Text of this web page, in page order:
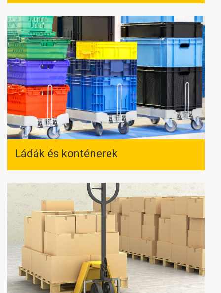
Ládák és konténerek